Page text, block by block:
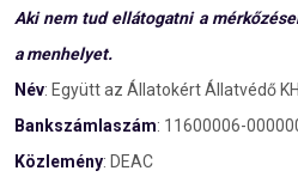
Aki nem tud ellátogatni a
a menhelyet.
Név: Együtt az Állatokért Állatvédő
Bankszámlaszám: 11600006-
Közlemény: DEAC